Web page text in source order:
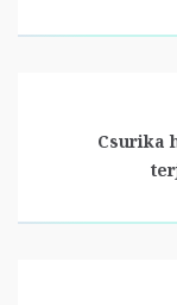
Csurika